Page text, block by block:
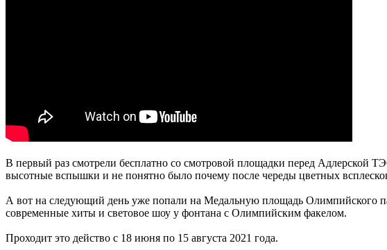
В первый раз смотрели бесплатно со смотровой площадки перед Адлерской
высотные вспышки и не понятно было почему после череды цветных
А вот на следующий день уже попали на Медальную площадь Олимпийского
современные хиты и световое шоу у фонтана с Олимпийским факелом.
Проходит это действо с 18 июня по 15 августа 2021 года.